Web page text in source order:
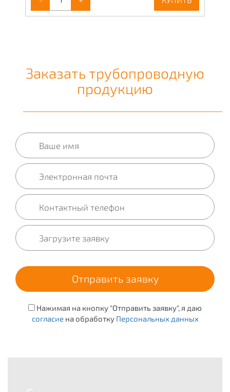
Заказать трубопроводную
продукцию
Нажимая на кнопку "Отправить заявку", я даю
согласиена обработку Персональных данных